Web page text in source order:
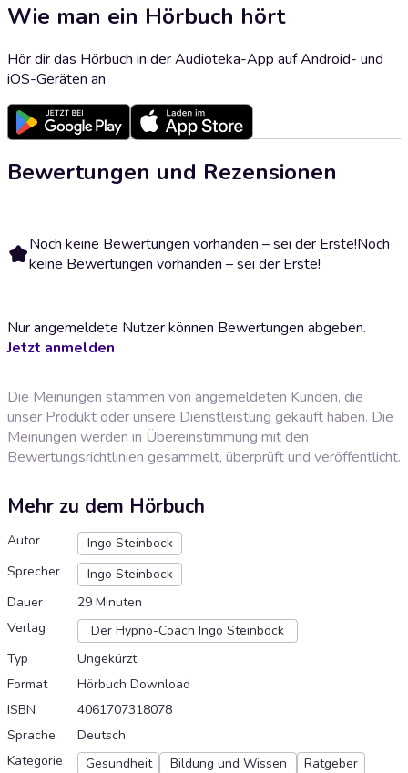
Wie man ein Hörbuch hört
Hör dir das Hörbuch in der Audioteka-App auf Android- und
iOS-Geräten an
Bewertungen und Rezensionen
Noch keine Bewertungen vorhanden – sei der Erste!Noch
keine Bewertungen vorhanden – sei der Erste!
Nur angemeldete Nutzer können Bewertungen abgeben.
Jetzt anmelden
Die Meinungen stammen von angemeldeten Kunden, die
unser Produkt oder unsere Dienstleistung gekauft haben. Die
Meinungen werden in Übereinstimmung mit den
Bewertungsrichtlinien gesammelt, überprüft und veröffentlicht.
Mehr zu dem Hörbuch
Autor
Ingo Steinbock
Sprecher
Ingo Steinbock
Dauer
29 Minuten
Verlag
Der Hypno-Coach Ingo Steinbock
Typ
Ungekürzt
Format
Hörbuch Download
ISBN
4061707318078
Sprache
Deutsch
Kategorie
Gesundheit Bildung und Wissen
Ratgeber